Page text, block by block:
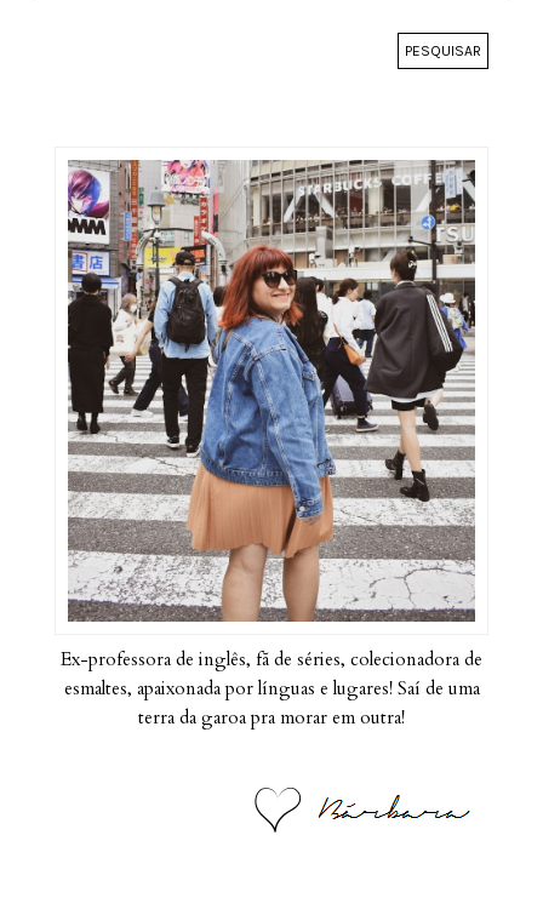
Ex-professora de inglês, fã de séries, colecionadora de
esmaltes, apaixonada por línguas e lugares! Saí de uma
terra da garoa pra morar em outra!